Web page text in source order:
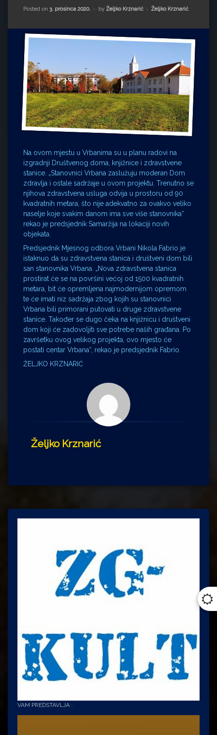
Matea Andrić
Ljiljana Lekanić-Kljaić
Željko Krznarić
Mario Lovreković
Posted on 3. prosinca 2020. by Željko Krznarić Kategorije:
Željko Krznarić
Na ovom mjestu u Vrbanima su u planu radovi na
izgradnji Društvenog doma, knjižnice i zdravstvene
stanice. „Stanovnici Vrbana zaslužuju moderan Dom
zdravlja i ostale sadržaje u ovom projektu. Trenutno se
njihova zdravstvena usluga odvija u prostoru od 90
kvadratnih metara, što nije adekvatno za ovakvo veliko
naselje koje svakim danom ima sve više stanovnika“
rekao je predsjednik Samaržija na lokaciji novih
objekata.
Predsjednik Mjesnog odbora Vrbani Nikola Fabrio je
istaknuo da su zdravstvena stanica i društveni dom bili
san stanovnika Vrbana. „Nova zdravstvena stanica
prostirat će se na površini većoj od 1500 kvadratnih
metara, bit će opremljena najmodernijom opremom
te će imati niz sadržaja zbog kojih su stanovnici
Vrbana bili primorani putovati u druge zdravstvene
stanice. Također se dugo čeka na knjižnicu i društveni
dom koji će zadovoljiti sve potrebe naših građana. Po
završetku ovog velikog projekta, ovo mjesto će
postati centar Vrbana“, rekao je predsjednik Fabrio.
ŽELJKO KRZNARIĆ
Željko Krznarić
VAM PREDSTAVLJA :